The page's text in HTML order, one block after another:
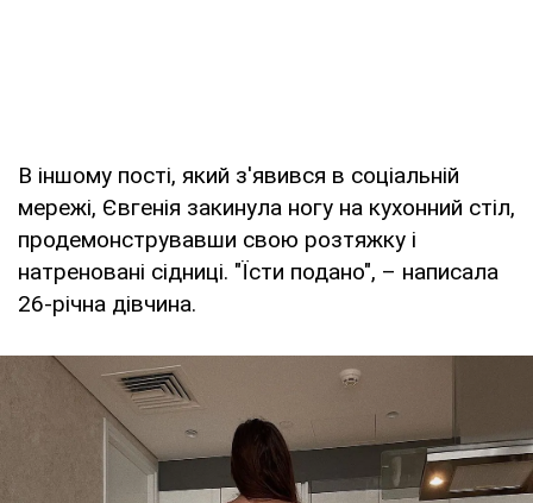
В іншому пості, який з'явився в соціальній
мережі, Євгенія закинула ногу на кухонний стіл,
продемонструвавши свою розтяжку і
натреновані сідниці. "Їсти подано", – написала
26-річна дівчина.